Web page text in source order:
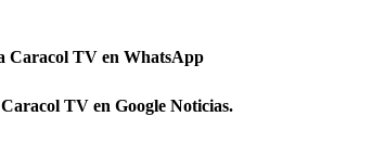
Caracol TV en WhatsApp
TV en Google Noticias.